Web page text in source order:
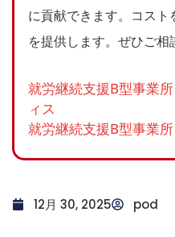
に貢献できます。コス
を提供します。ぜひご相
就労継続支援B型事業
ィス
就労継続支援B型事業
12月 30, 2025 pod